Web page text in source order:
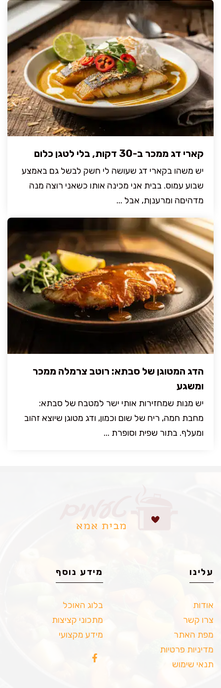
קארי דג ממכר ב-30 דקות, בלי לטגן כלום
יש משהו בקארי דג שעושה לי חשק לבשל גם באמצע
שבוע עמוס. בבית אני מכינה אותו כשאני רוצה מנה
מדהיםה ומרענןת, אבל ...
הדג המטוגן של סבתא: רוטב צרמלה ממכר
ומשגע
יש מנות שמחזירות אותי ישר למטבח של סבתא:
מחבת חמה, ריח של שום וכמון, ודג מטוגן שיוצא זהוב
ומעלף. בתור שפית וסופרת ...
עלינו
אודות
צרו קשר
מפת האתר
מדיניות פרטיות
תנאי שימוש
מידע נוסף
בלוג האוכל
מתכוני קציצות
מידע מקצועי